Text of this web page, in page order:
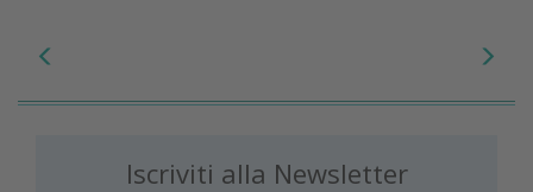
Iscriviti alla Newsletter